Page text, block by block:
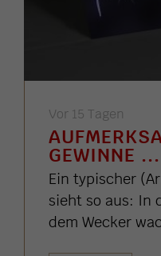
Vor 15 Tagen
GEWINNE ...
Ein typischer
sieht so aus: In
dem Wecker